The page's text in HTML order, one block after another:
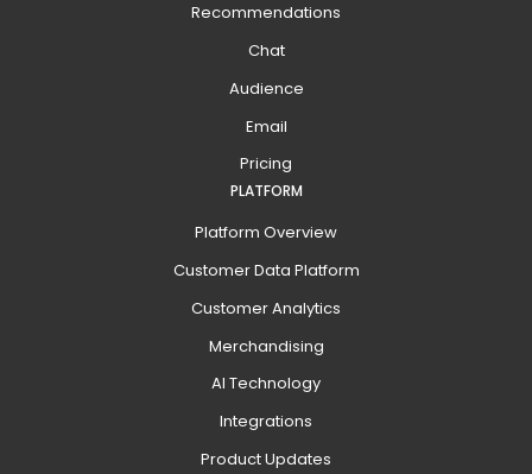
Recommendations
Chat
Audience
Email
Pricing
PLATFORM
Platform Overview
Customer Data Platform
Customer Analytics
Merchandising
AI Technology
Integrations
Product Updates